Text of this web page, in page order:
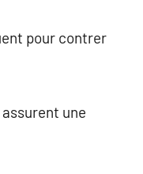
pour contrer
une